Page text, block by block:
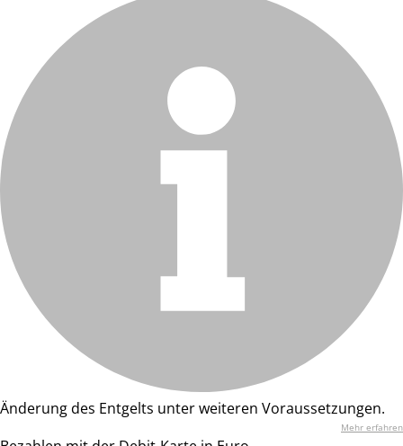
Änderung des Entgelts unter weiteren Voraussetzungen.
Mehr erfahren